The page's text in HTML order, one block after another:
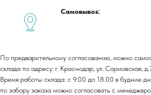
Самовывоз:
По предварительному согласованию, можно
склада по адресу: г. Краснодар, ул. Сормовская,
Время работы склада: с 9.00 до 18.00 в будние
по забору заказа можно согласовать с